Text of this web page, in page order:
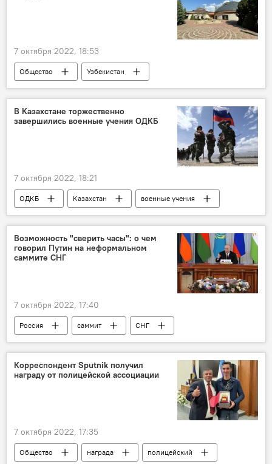
7 октября 2022, 18:53
Общество Узбекистан
В Казахстане торжественно
завершились военные учения ОДКБ
7 октября 2022, 18:21
ОДКБ Казахстан
военные учения
В мире
Возможность "сверить часы": о чем
говорил Путин на неформальном
саммите СНГ
7 октября 2022, 17:40
Россия саммит
СНГ
Владимир Путин
речь
Корреспондент Sputnik получил
награду от полицейской ассоциации
7 октября 2022, 17:35
Общество награда полицейский